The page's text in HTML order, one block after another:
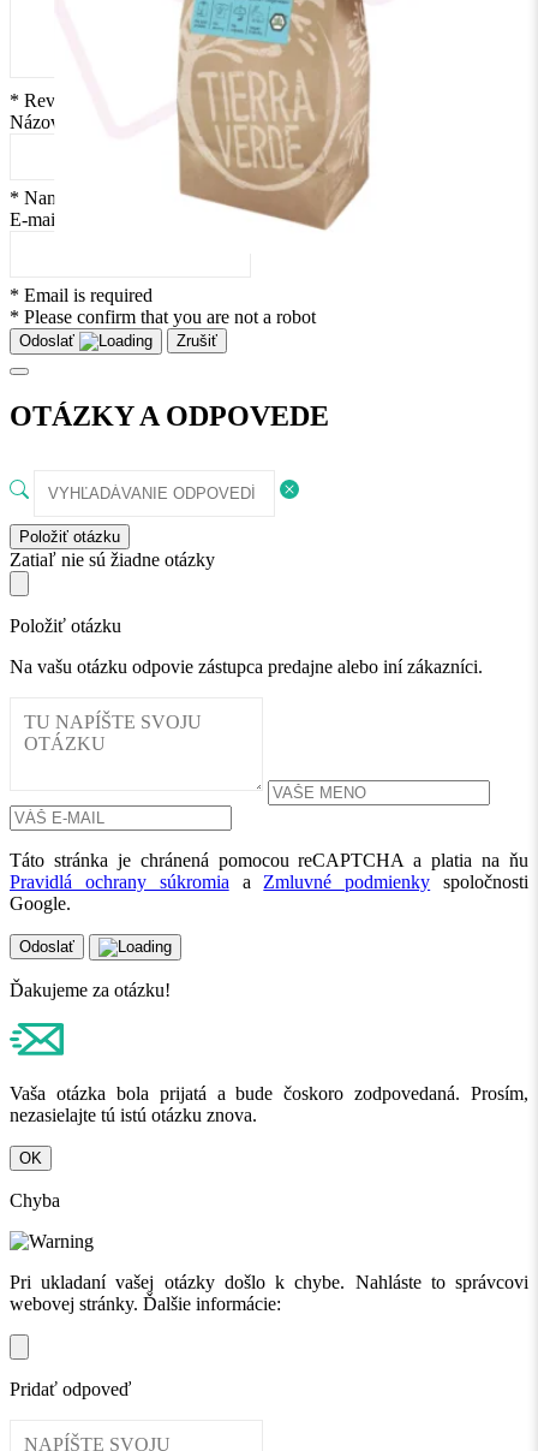
* Review is required
Názov
* Name is required
E-mail
* Email is required
* Please confirm that you are not a robot
Odoslať Zrušiť
OTÁZKY A ODPOVEDE
Položiť otázku
Zatiaľ nie sú žiadne otázky
Položiť otázku
Na vašu otázku odpovie zástupca predajne alebo iní zákazníci.
Táto stránka je chránená pomocou reCAPTCHA a platia na ňu
Pravidlá ochrany súkromia a Zmluvné podmienky spoločnosti
Google.
Odoslať
Ďakujeme za otázku!
Vaša otázka bola prijatá a bude čoskoro zodpovedaná. Prosím,
nezasielajte tú istú otázku znova.
OK
Chyba
Pri ukladaní vašej otázky došlo k chybe. Nahláste to správcovi
webovej stránky. Ďalšie informácie:
Pridať odpoveď